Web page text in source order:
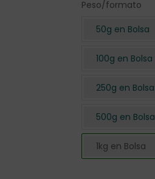
Peso/formato
50g en Bolsa
100g en Bolsa
250g en Bolsa
500g en Bolsa
1kg en Bolsa